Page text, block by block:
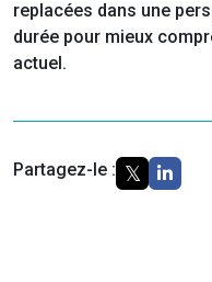
replacées dans une
durée pour mieux
actuel.
Partagez-le :